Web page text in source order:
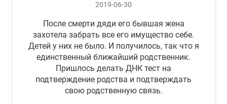
2019-06-30
После смерти дяди его бывшая жена
захотела забрать все его имущество себе.
Детей у них не было. И получилось, так что я
единственный ближайший родственник.
Пришлось делать ДНК тест на
подтверждение родства и подтверждать
свою родственную связь.